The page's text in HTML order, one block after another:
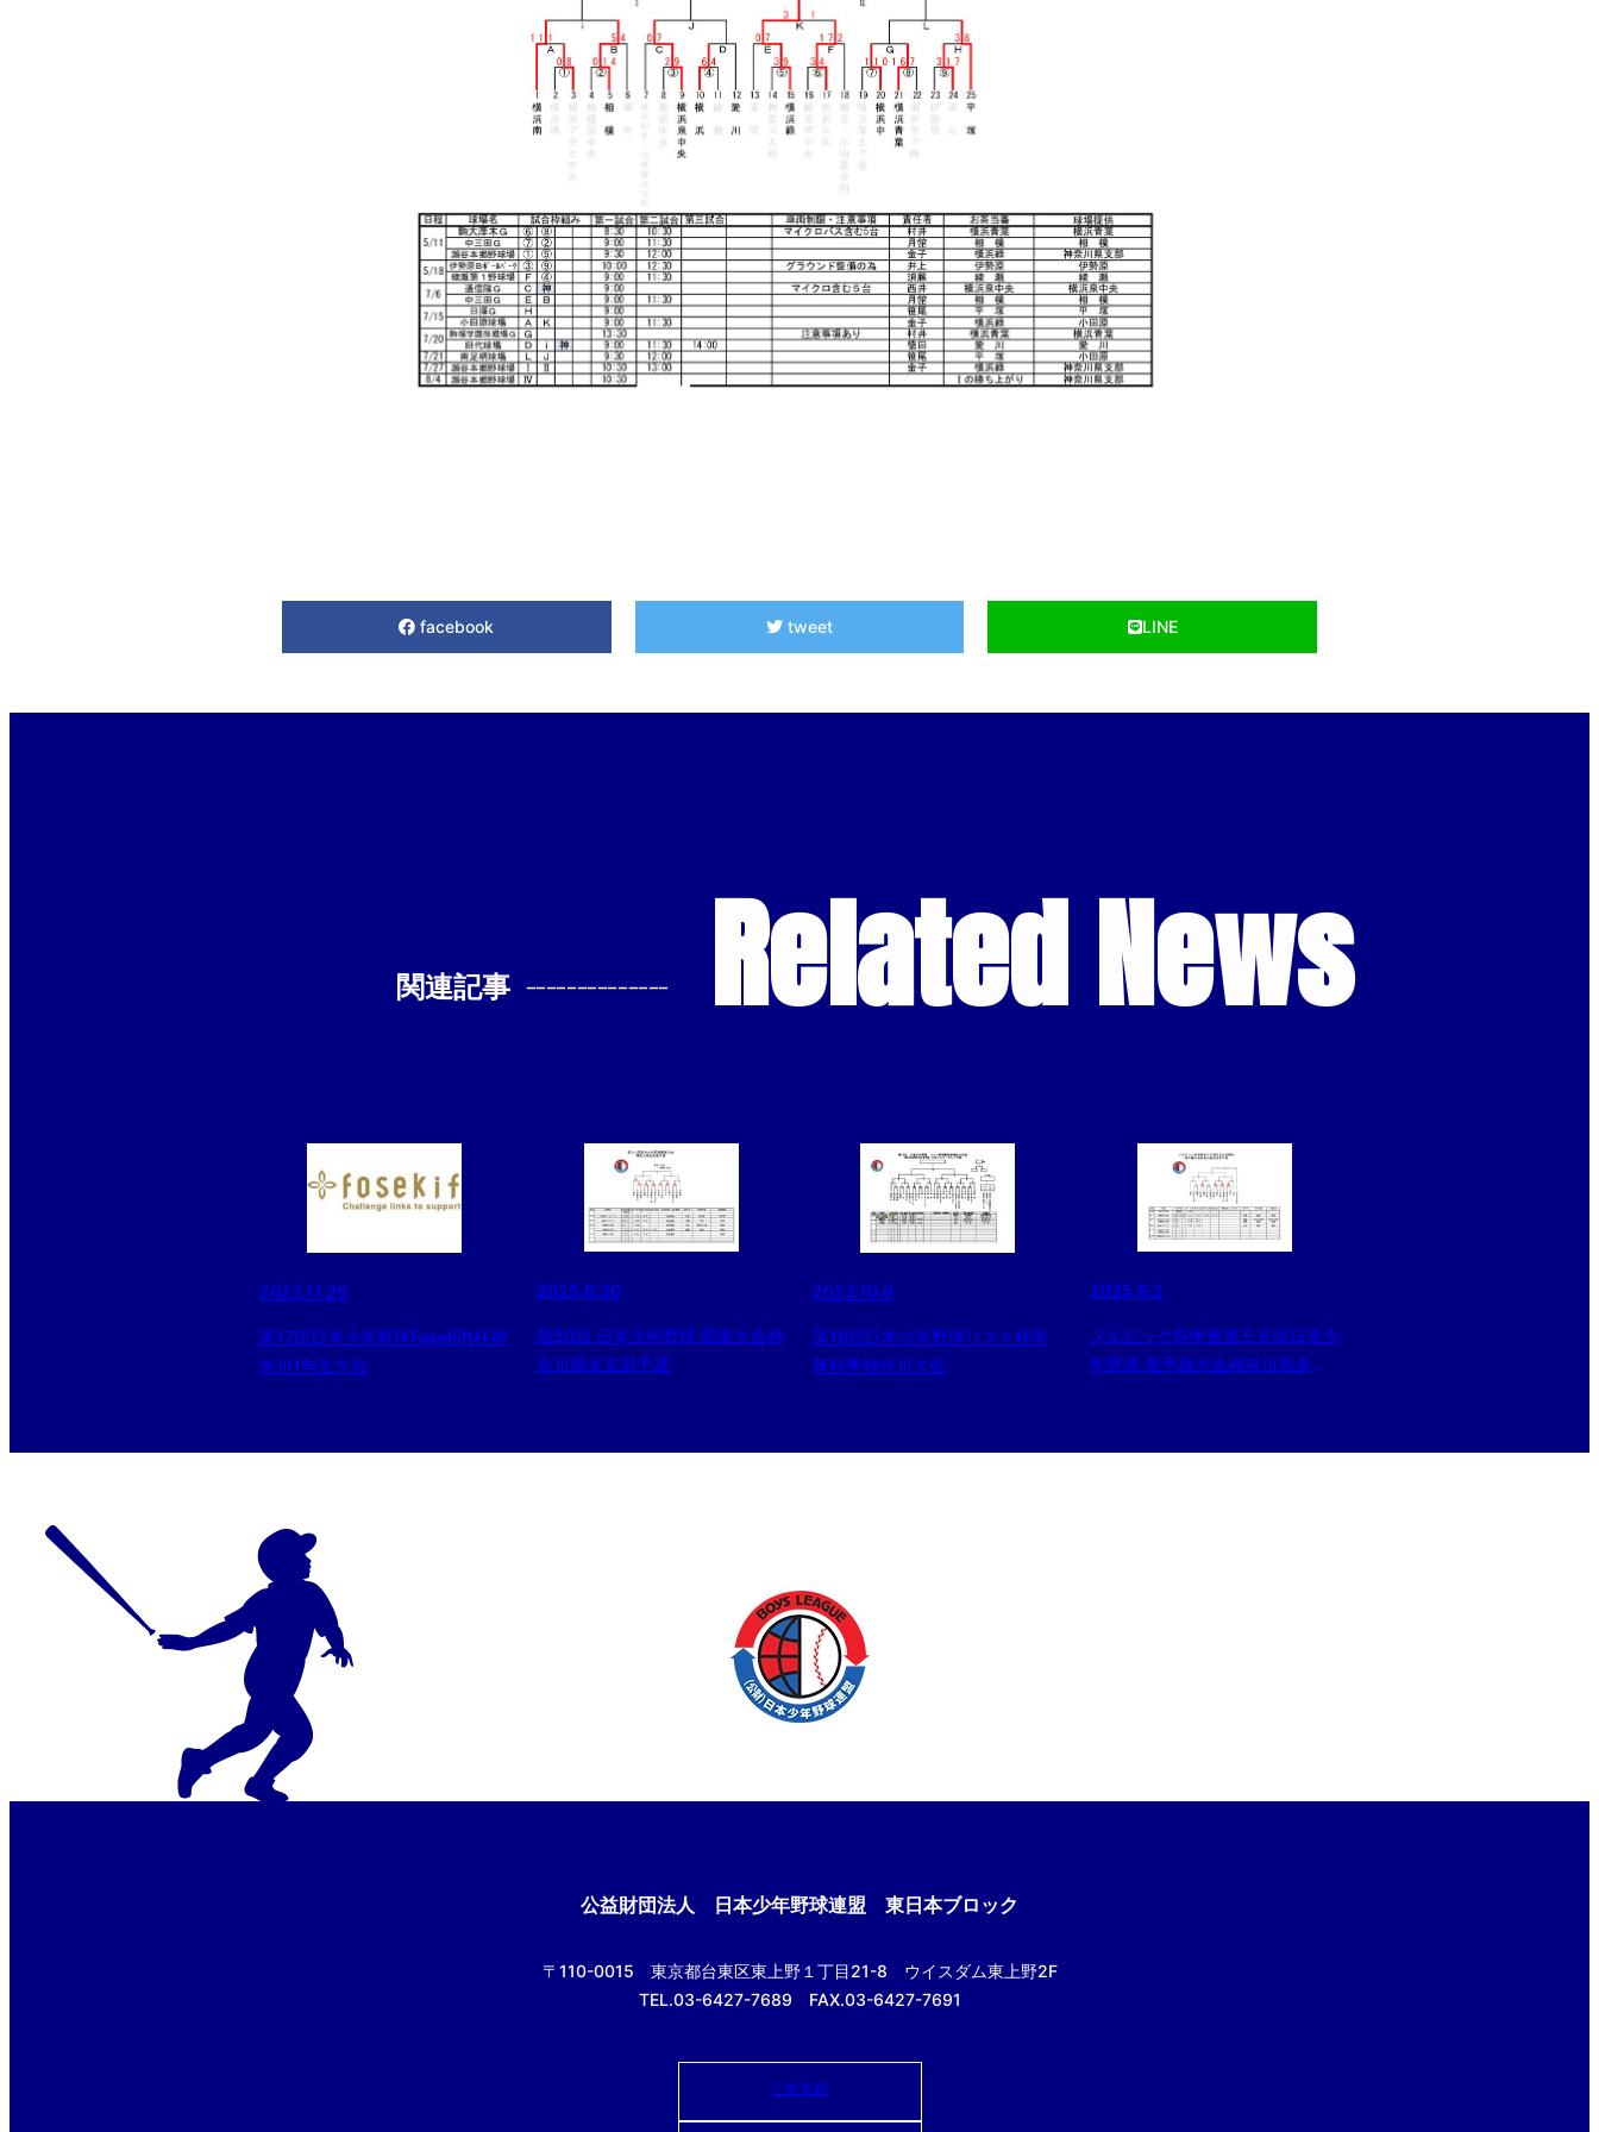
facebook tweet LINE
関連記事 -------------- Related News
2023.11.26
第17回日本少年野球FoseKift杯神
奈川1年生大会
2025.6.30
第50回 日本少年野球 関東大会神
奈川県央支部予選
2023.10.9
第16回日本少年野球リスト杯争
奪秋季神奈川大会
2025.6.2
メルビック杯争奪第５６回日本少
年野球 選手権大会神奈川県央支
公益財団法人 日本少年野球連盟 東日本ブロック
〒110-0015 東京都台東区東上野１丁目21-8 ウイスダム東上野2F
TEL.03-6427-7689 FAX.03-6427-7691
ご意見箱